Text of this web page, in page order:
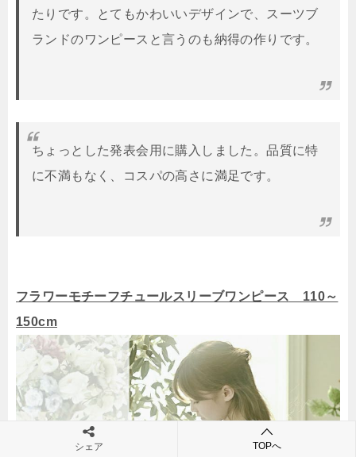
たりです。とてもかわいいデザインで、スーツブ
ランドのワンピースと言うのも納得の作りです。
ちょっとした発表会用に購入しました。品質に特
に不満もなく、コスパの高さに満足です。
フラワーモチーフチュールスリーブワンピース 110～
150cm
シェア TOPへ